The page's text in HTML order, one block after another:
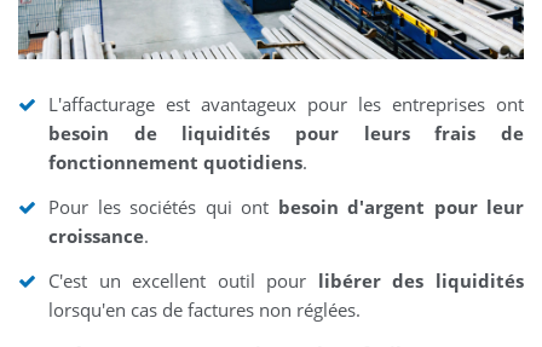
L'affacturage est avantageux pour les entreprises ont
besoin de liquidités pour leurs frais de
fonctionnement quotidiens.
Pour les sociétés qui ont besoin d'argent pour leur
croissance.
C'est un excellent outil pour libérer des liquidités
lorsqu'en cas de factures non réglées.